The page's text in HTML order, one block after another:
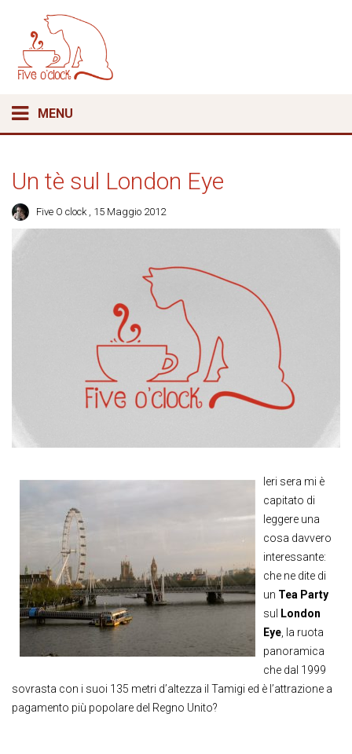
MENU
Un tè sul London Eye
Five O clock , 15 Maggio 2012
Ieri sera mi è
capitato di
leggere una
cosa davvero
interessante:
che ne dite di
un Tea Party
sul
London
Eye , la ruota
panoramica
che dal 1999
sovrasta con i suoi 135 metri d’altezza il Tamigi ed è l’attrazione a
pagamento più popolare del Regno Unito?